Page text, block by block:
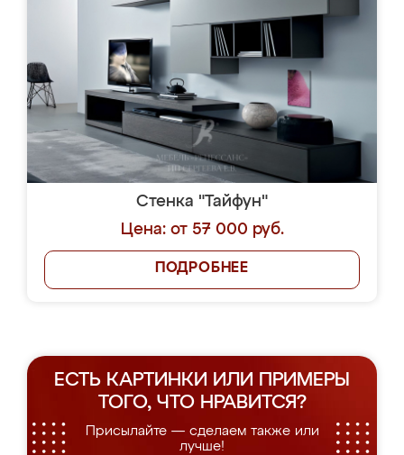
Стенка "Тайфун"
Цена: от 57 000 руб.
ПОДРОБНЕЕ
ЕСТЬ КАРТИНКИ ИЛИ ПРИМЕРЫ
ТОГО, ЧТО НРАВИТСЯ?
Присылайте — сделаем также или
лучше!